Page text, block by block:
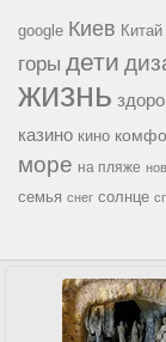
google Киев Китай
горы дети
жизнь
казино кино
море на пляже
семья снег солнце